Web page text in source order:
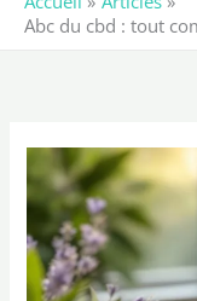
Abc du cbd : tout